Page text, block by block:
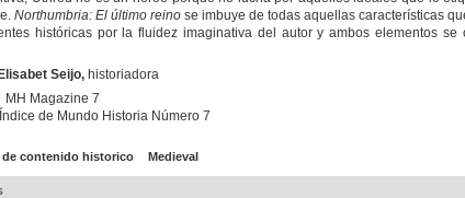
Northumbria: El último reinose imbuye de todas aquellas características
históricas por la fluidez imaginativa del autor y ambos elementos
Elisabet Seijo,historiadora
MH Magazine 7
Índice de Mundo Historia Número 7
de contenido historico Medieval